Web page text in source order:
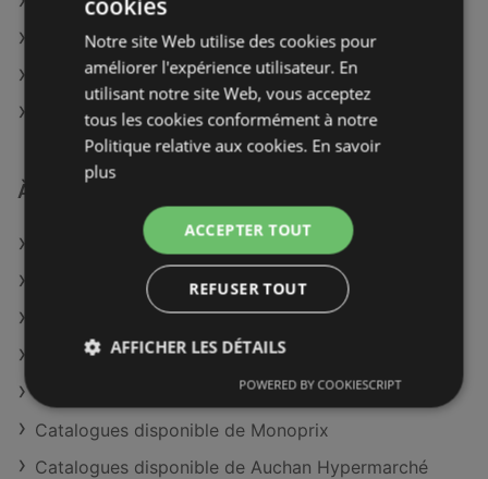
U Express à Villeneuve-sur-Lot
U Express à Rodez
U Express à Rambouillet
À découvrir aussi
Offres de U Express
Offres de Colruyt
Offres de Coffea
Catalogues disponible de Super U
Catalogues disponible de Aldi
Catalogues disponible de Monoprix
Catalogues disponible de Auchan Hypermarché
Notre site Web utilise des cookies pour
améliorer l'expérience utilisateur. En
utilisant notre site Web, vous acceptez
tous les cookies conformément à notre
Politique relative aux cookies. En savoir
plus
ACCEPTER TOUT
REFUSER TOUT
AFFICHER LES DÉTAILS
POWERED BY COOKIESCRIPT